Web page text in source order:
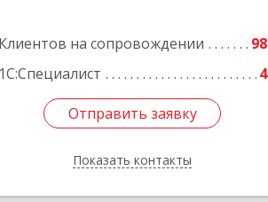
Клиентов на сопровождении
98
1С:Специалист
4
Отправить заявку
Показать контакты
Подробнее
Отправить заявку
Назад